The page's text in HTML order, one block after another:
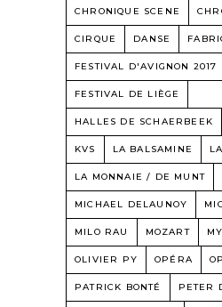
CHRONIQUE SCENE
CIRQUE DANSE
FESTIVAL D'AVIGNON 2017
FESTIVAL DE LIÈGE
HALLES DE SCHAERBEEK
KVS LA BALSAMINE
LA MONNAIE / DE MUNT
MICHAEL DELAUNOY
MILO RAU MOZART
OLIVIER PY OPÉRA
PATRICK BONTÉ PETER